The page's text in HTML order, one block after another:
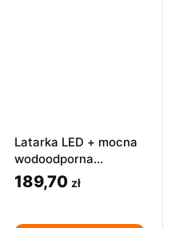
Latarka LED + mocna
wodoodporna
szperacz, USB
akmulator lampa pro
189,70 zł